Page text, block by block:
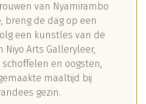
van Nyamirambo
breng de dag op een
een kunstles van de
Niyo Arts Galleryleer,
en oogsten,
maaltijd bij
gezin.